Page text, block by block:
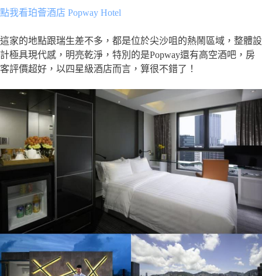
點我看珀薈酒店 Popway Hotel
這家的地點跟瑞生差不多，都是位於尖沙咀的熱鬧區域，整體設
計極具現代感，明亮乾淨，特別的是Popway還有高空酒吧，房
客評價超好，以四星級酒店而言，算很不錯了！